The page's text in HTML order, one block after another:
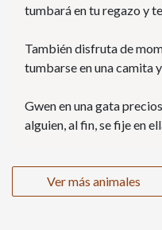
tumbará en tu regazo y
También disfruta de
tumbarse en una camita
Gwen en una gata
alguien, al fin, se fije en
Ver más animales